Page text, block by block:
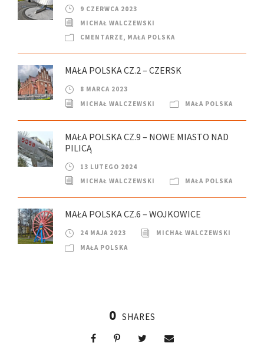
9 CZERWCA 2023
MICHAŁ WALCZEWSKI
CMENTARZE, MAŁA POLSKA
MAŁA POLSKA CZ.2 – CZERSK
8 MARCA 2023
MICHAŁ WALCZEWSKI
MAŁA POLSKA
MAŁA POLSKA CZ.9 – NOWE MIASTO NAD
PILICĄ
13 LUTEGO 2024
MICHAŁ WALCZEWSKI
MAŁA POLSKA
MAŁA POLSKA CZ.6 – WOJKOWICE
24 MAJA 2023
MICHAŁ WALCZEWSKI
MAŁA POLSKA
0 SHARES